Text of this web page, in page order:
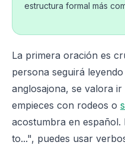
estructura formal más
La primera oración es
persona seguirá
anglosajona, se valora
empieces con rodeos o
acostumbra en español.
to...", puedes usar